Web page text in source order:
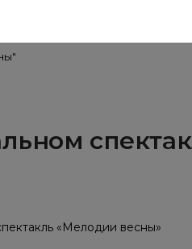
«Мелодии весны»